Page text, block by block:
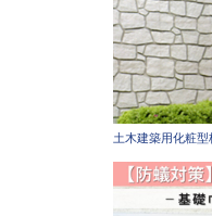
土木建築用化粧型